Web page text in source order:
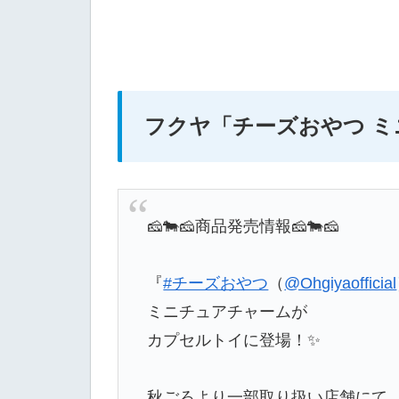
フクヤ 「チーズおやつ
🧀🐄🧀商品発売情報🧀🐄🧀
『#チーズおやつ （ @Ohgiyaofficial
ミニチュアチャームが
カプセルトイに登場！✨